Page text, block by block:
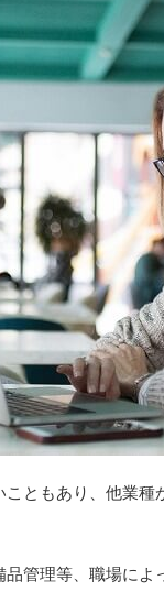
ともあり、他業
管理等、職場によ